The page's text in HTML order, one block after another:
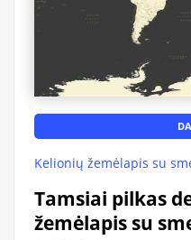
Kelionių žemėlapis su
Tamsiai pilkas
žemėlapis su